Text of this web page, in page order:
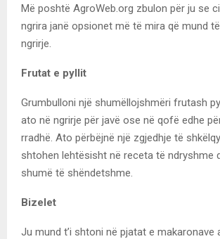
Më poshtë AgroWeb.org zbulon për ju se
ngrira janë opsionet më të mira që mund
ngrirje.
Frutat e pyllit
Grumbulloni një shumëllojshmëri frutash
ato në ngrirje për javë ose në qofë edhe
rradhë. Ato përbëjnë një zgjedhje të
shtohen lehtësisht në receta të ndryshme
shumë të shëndetshme.
Bizelet
Ju mund t’i shtoni në pjatat e makaronave